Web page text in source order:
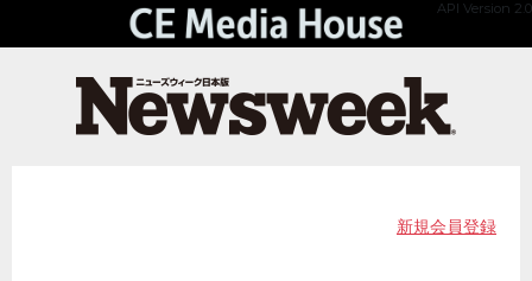
API Version 2.0
新規会員登録